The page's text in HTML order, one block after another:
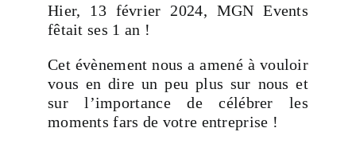
Hier, 13 février 2024, MGN Events
fêtait ses 1 an !
Cet évènement nous a amené à vouloir
vous en dire un peu plus sur nous et
sur l’importance de célébrer les
moments fars de votre entreprise !